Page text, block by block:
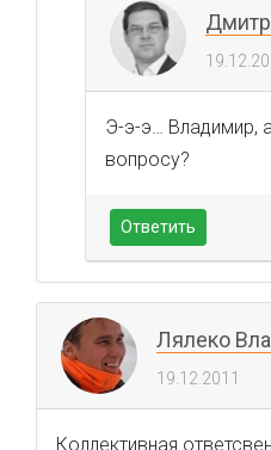
Э-э-э… Владимир,
вопросу?
Ответить
Лялеко
19.12.2011
Коллективная